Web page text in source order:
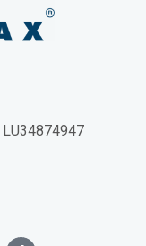
LU34874947